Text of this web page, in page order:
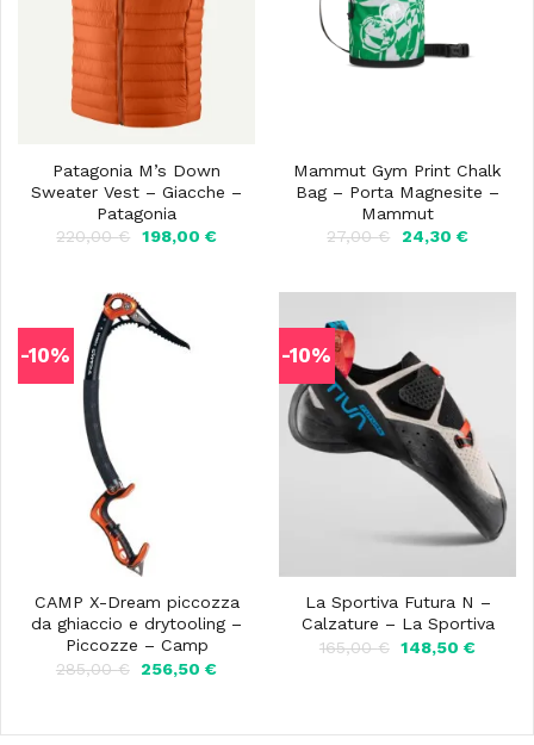
Patagonia M’s Down
Sweater Vest – Giacche –
Patagonia
220,00€
Il
220,00 €.
198,00 €Il
Mammut Gym Print Chalk
Bag – Porta Magnesite –
Mammut
27,00€
Il
24,30 €Il
-10%
CAMP X-Dream piccozza
da ghiaccio e drytooling –
Piccozze – Camp
285,00€
Il
285,00 €.
256,50€Il
256,50 €.
-10%
La Sportiva Futura N –
Calzature – La Sportiva
165,00€ Il
148,50€Il